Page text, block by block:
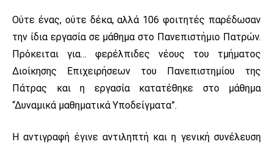
Ούτε ένας, ούτε δέκα, αλλά 106 φοιτητές παρέδωσαν
την ίδια εργασία σε μάθημα στο Πανεπιστήμιο Πατρών.
Πρόκειται για… φερέλπιδες νέους του τμήματος
Διοίκησης Επιχειρήσεων του Πανεπιστημίου της
Πάτρας και η εργασία κατατέθηκε στο μάθημα
“Δυναμικά μαθηματικά Υποδείγματα”.
Η αντιγραφή έγινε αντιληπτή και η γενική συνέλευση